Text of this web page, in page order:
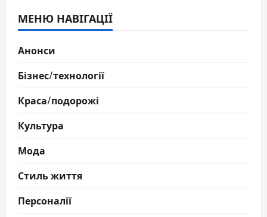
МЕНЮ НАВІГАЦІЇ
Анонси
Бізнес/технології
Краса/подорожі
Культура
Мода
Стиль життя
Персоналії